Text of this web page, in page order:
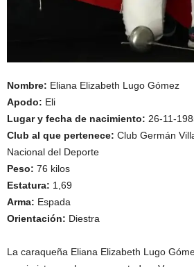
Nombre: Eliana Elizabeth Lugo Gómez
Apodo: Eli
Lugar y fecha de nacimiento: 26-11-
Club al que pertenece: Club Germán
Nacional del Deporte
Peso: 76 kilos
Estatura: 1,69
Arma: Espada
Orientación: Diestra
La caraqueña Eliana Elizabeth Lugo